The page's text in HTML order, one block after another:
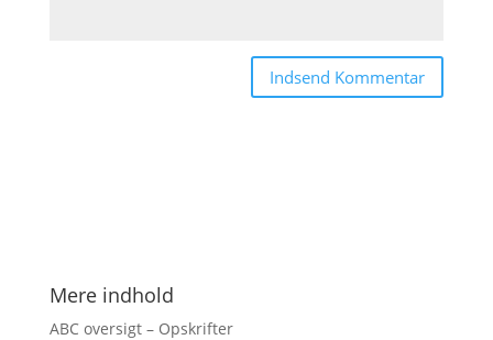
Mere indhold
ABC oversigt – Opskrifter